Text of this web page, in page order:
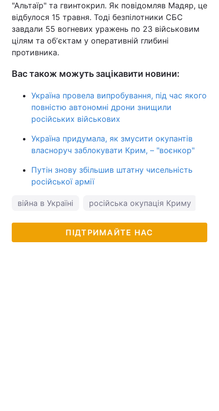
"Альтаїр" та гвинтокрил. Як повідомляв Мадяр, це
відбулося 15 травня. Тоді безпілотники СБС
завдали 55 вогневих уражень по 23 військовим
цілям та обʼєктам у оперативній глибині
противника.
Вас також можуть зацікавити новини:
Україна провела випробування, під час якого
повністю автономні дрони знищили
російських військових
Україна придумала, як змусити окупантів
власноруч заблокувати Крим, – "воєнкор"
Путін знову збільшив штатну чисельність
російської армії
війна в Україні російська окупація Криму
ПІДТРИМАЙТЕ НАС